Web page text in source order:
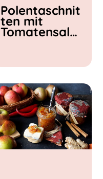
Polentaschnit
ten mit
Tomatensalat